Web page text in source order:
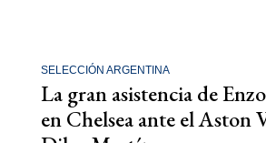
SELECCIÓN ARGENTINA
La gran asistencia de
en Chelsea ante el Aston